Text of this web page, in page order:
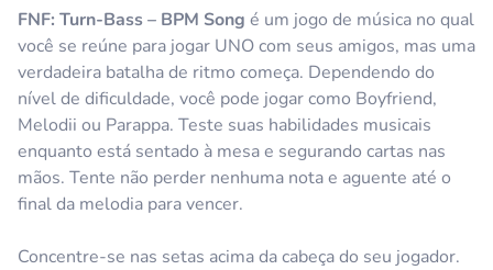
FNF: Turn-Bass – BPM Song é um jogo de música no qual
você se reúne para jogar UNO com seus amigos, mas uma
verdadeira batalha de ritmo começa. Dependendo do
nível de dificuldade, você pode jogar como Boyfriend,
Melodii ou Parappa. Teste suas habilidades musicais
enquanto está sentado à mesa e segurando cartas nas
mãos. Tente não perder nenhuma nota e aguente até o
final da melodia para vencer.
Concentre-se nas setas acima da cabeça do seu jogador.